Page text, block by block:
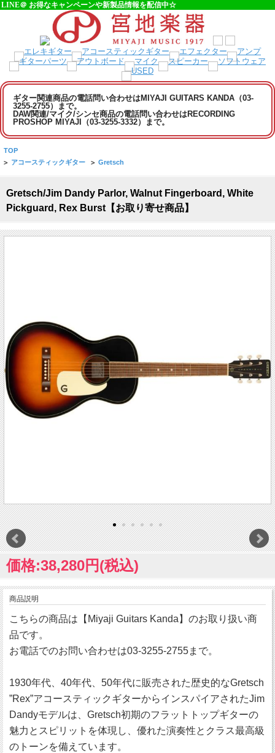
LINE＠ お得なキャンペーンや新製品情報を配信中☆
ギター関連商品の電話問い合わせはMIYAJI GUITARS KANDA（03-
3255-2755）まで。
DAW関連/マイク/シンセ商品の電話問い合わせはRECORDING
PROSHOP MIYAJI（03-3255-3332）まで。
TOP
> アコースティックギター > Gretsch
Gretsch/Jim Dandy Parlor, Walnut Fingerboard, White
Pickguard, Rex Burst【お取り寄せ商品】
価格:38,280円(税込)
商品説明
こちらの商品は【Miyaji Guitars Kanda】のお取り扱い商
品です。
お電話でのお問い合わせは03-3255-2755まで。
1930年代、40年代、50年代に販売された歴史的なGretsch
”Rex”アコースティックギターからインスパイアされたJim
Dandyモデルは、Gretsch初期のフラットトップギターの
魅力とスピリットを体現し、優れた演奏性とクラス最高級
のトーンを備えています。